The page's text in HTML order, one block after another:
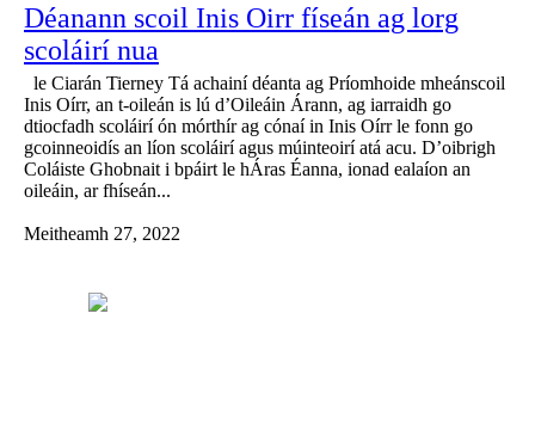
Déanann scoil Inis Oirr físeán ag lorg
scoláirí nua
le Ciarán Tierney Tá achainí déanta ag Príomhoide mheánscoil
Inis Oírr, an t-oileán is lú d’Oileáin Árann, ag iarraidh go
dtiocfadh scoláirí ón mórthír ag cónaí in Inis Oírr le fonn go
gcoinneoidís an líon scoláirí agus múinteoirí atá acu. D’oibrigh
Coláiste Ghobnait i bpáirt le hÁras Éanna, ionad ealaíon an
oileáin, ar fhíseán...
Meitheamh 27, 2022